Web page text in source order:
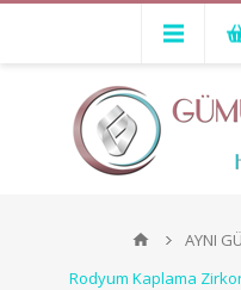
AYNI
Rodyum Kaplama